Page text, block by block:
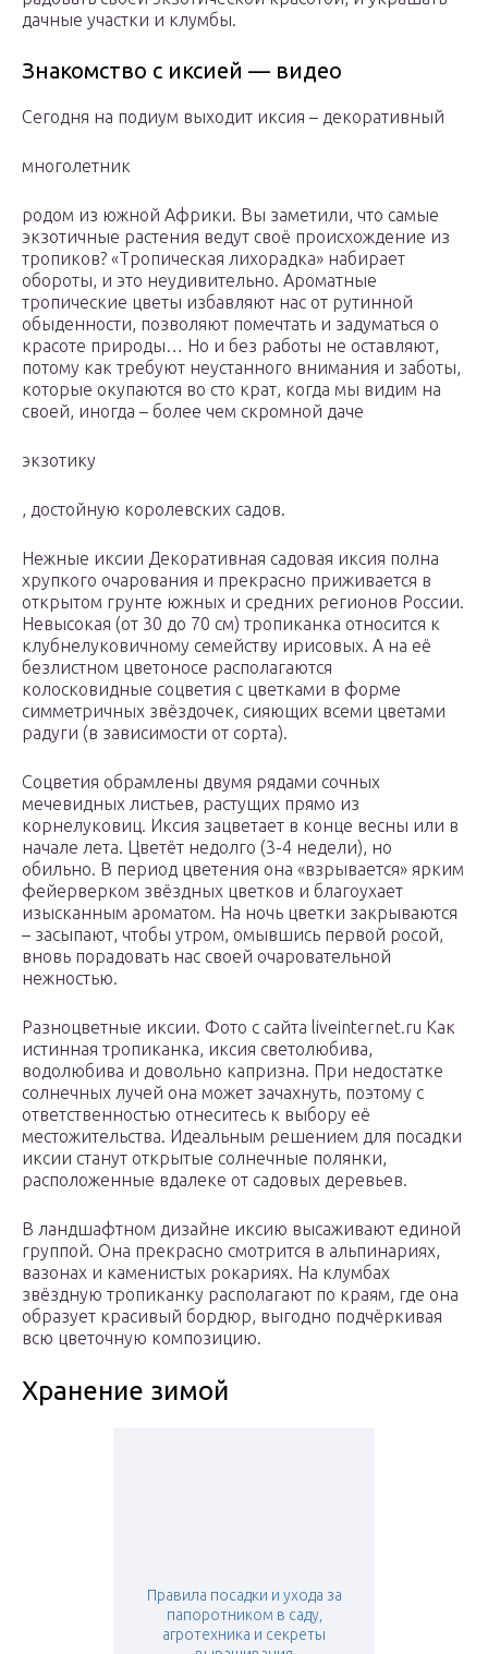
дачные участки и клумбы.
Знакомство с иксией — видео
Сегодня на подиум выходит иксия – декоративный
многолетник
родом из южной Африки. Вы заметили, что самые
экзотичные растения ведут своё происхождение из
тропиков? «Тропическая лихорадка» набирает
обороты, и это неудивительно. Ароматные
тропические цветы избавляют нас от рутинной
обыденности, позволяют помечтать и задуматься о
красоте природы… Но и без работы не оставляют,
потому как требуют неустанного внимания и заботы,
которые окупаются во сто крат, когда мы видим на
своей, иногда – более чем скромной даче
экзотику
, достойную королевских садов.
Нежные иксии Декоративная садовая иксия полна
хрупкого очарования и прекрасно приживается в
открытом грунте южных и средних регионов России.
Невысокая (от 30 до 70 см) тропиканка относится к
клубнелуковичному семейству ирисовых. А на её
безлистном цветоносе располагаются
колосковидные соцветия с цветками в форме
симметричных звёздочек, сияющих всеми цветами
радуги (в зависимости от сорта).
Соцветия обрамлены двумя рядами сочных
мечевидных листьев, растущих прямо из
корнелуковиц. Иксия зацветает в конце весны или в
начале лета. Цветёт недолго (3-4 недели), но
обильно. В период цветения она «взрывается» ярким
фейерверком звёздных цветков и благоухает
изысканным ароматом. На ночь цветки закрываются
– засыпают, чтобы утром, омывшись первой росой,
вновь порадовать нас своей очаровательной
нежностью.
Разноцветные иксии. Фото с сайта liveinternet.ru Как
истинная тропиканка, иксия светолюбива,
водолюбива и довольно капризна. При недостатке
солнечных лучей она может зачахнуть, поэтому с
ответственностью отнеситесь к выбору её
местожительства. Идеальным решением для посадки
иксии станут открытые солнечные полянки,
расположенные вдалеке от садовых деревьев.
В ландшафтном дизайне иксию высаживают единой
группой. Она прекрасно смотрится в альпинариях,
вазонах и каменистых рокариях. На клумбах
звёздную тропиканку располагают по краям, где она
образует красивый бордюр, выгодно подчёркивая
всю цветочную композицию.
Хранение зимой
Правила посадки и ухода за
папоротником в саду,
агротехника и секреты